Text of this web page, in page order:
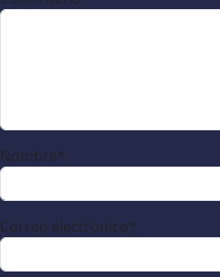
Nombre*
Correo electrónico*